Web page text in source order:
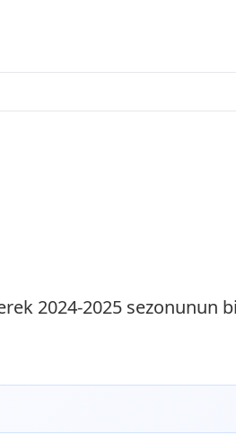
2024-2025 sezonunun